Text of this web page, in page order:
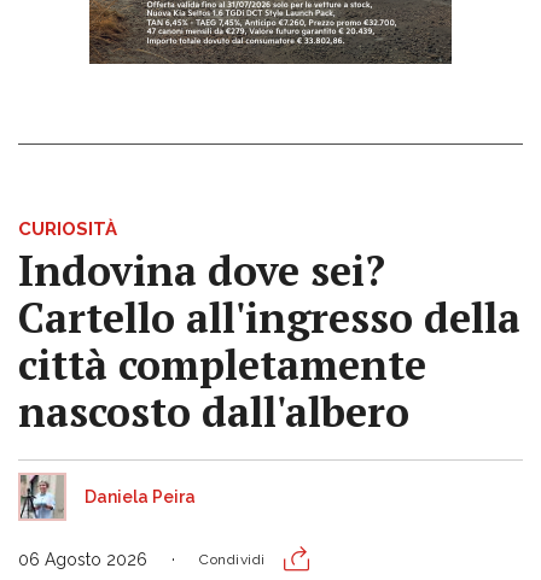
CURIOSITÀ
Indovina dove sei?
Cartello all'ingresso della
città completamente
nascosto dall'albero
Daniela Peira
06 Agosto 2026 Condividi